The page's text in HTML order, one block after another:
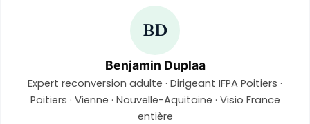
BD
Benjamin Duplaa
Expert reconversion adulte · Dirigeant IFPA Poitiers ·
Poitiers · Vienne · Nouvelle-Aquitaine · Visio France
entière